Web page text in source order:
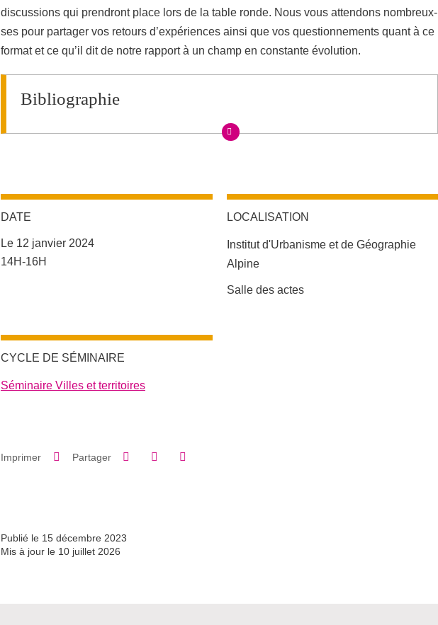
discussions qui prendront place lors de la table ronde. Nous vous attendons nombreux-
ses pour partager vos retours d’expériences ainsi que vos questionnements quant à ce
format et ce qu’il dit de notre rapport à un champ en constante évolution.
Bibliographie
DATE
Le 12 janvier 2024
Complément date
14H-16H
LOCALISATION
Institut d'Urbanisme et de Géographie
Alpine
Complément lieu
Salle des actes
CYCLE DE SÉMINAIRE
Séminaire Villes et territoires
Imprimer Partager Partager sur Facebook
Partager sur LinkedIn
Publié le 15 décembre 2023
Mis à jour le 10 juillet 2026